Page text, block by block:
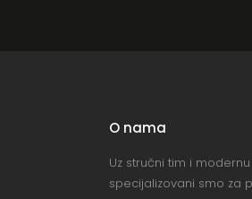
O nama
Uz stručni tim i
specijalizovani smo za